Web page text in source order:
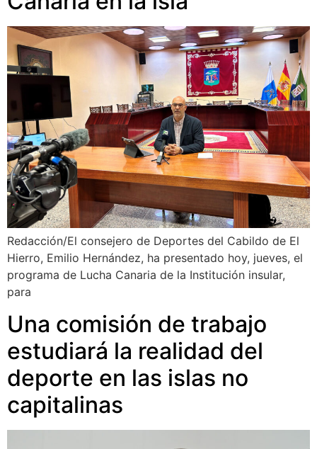
Redacción/El consejero de Deportes del Cabildo de El
Hierro, Emilio Hernández, ha presentado hoy, jueves, el
programa de Lucha Canaria de la Institución insular,
para
Una comisión de trabajo
estudiará la realidad del
deporte en las islas no
capitalinas